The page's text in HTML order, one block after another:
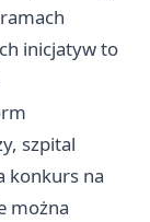
inicjatyw to
szpital
konkurs na
można